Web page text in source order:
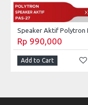
Rp 990,000
Add to Cart